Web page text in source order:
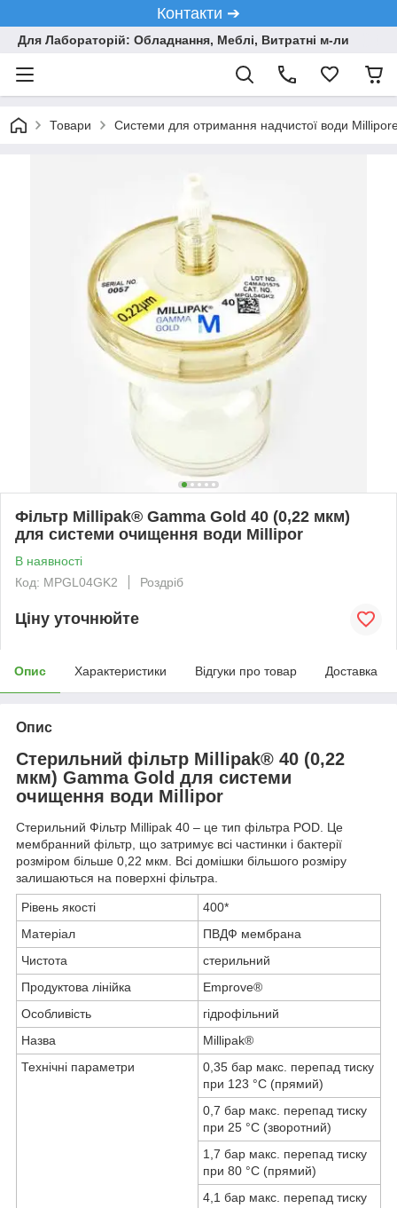
Контакти ➔
Для Лабораторій: Обладнання, Меблі, Витратні м-ли
Товари Системи для отримання надчистої води
Фільтр Millipak® Gamma Gold 40 (0,22 мкм)
для системи очищення води Millipor
В наявності
Код: MPGL04GK2
Роздріб
Ціну уточнюйте
Опис Характеристики Відгуки про товар Доставка
Опис
Стерильний фільтр Millipak® 40 (0,22
мкм) Gamma Gold для системи
очищення води Millipor
Стерильний Фільтр Millipak 40 – це тип фільтра POD. Це
мембранний фільтр, що затримує всі частинки і бактерії
розміром більше 0,22 мкм. Всі домішки більшого розміру
залишаються на поверхні фільтра.
Рівень якості
400*
Матеріал
ПВДФ мембрана
Чистота
стерильний
Продуктова лінійка
Emprove®
Особливість
гідрофільний
Назва
Millipak®
Технічні параметри
0,35 бар макс. перепад тиску
при 123 °C (прямий)
0,7 бар макс. перепад тиску
при 25 °C (зворотний)
1,7 бар макс. перепад тиску
при 80 °C (прямий)
4,1 бар макс. перепад тиску